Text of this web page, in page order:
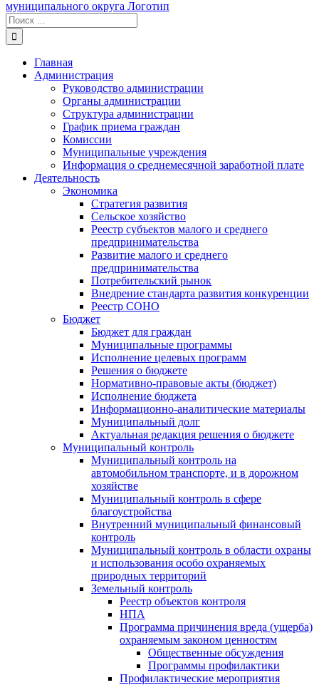
Результат
поиска:
Главная
Администрация
Руководство администрации
Органы администрации
Структура администрации
График приема граждан
Комиссии
Муниципальные учреждения
Информация о среднемесячной заработной плате
Деятельность
Экономика
Стратегия развития
Сельское хозяйство
Реестр субъектов малого и среднего
предпринимательства
Развитие малого и среднего
предпринимательства
Потребительский рынок
Внедрение стандарта развития конкуренции
Реестр СОНО
Бюджет
Бюджет для граждан
Муниципальные программы
Исполнение целевых программ
Решения о бюджете
Нормативно-правовые акты (бюджет)
Исполнение бюджета
Информационно-аналитические материалы
Муниципальный долг
Актуальная редакция решения о бюджете
Муниципальный контроль
Муниципальный контроль на
автомобильном транспорте, и в дорожном
хозяйстве
Муниципальный контроль в сфере
благоустройства
Внутренний муниципальный финансовый
контроль
Муниципальный контроль в области охраны
и использования особо охраняемых
природных территорий
Земельный контроль
Реестр объектов контроля
НПА
Программа причинения вреда (ущерба)
охраняемым законом ценностям
Общественные обсуждения
Программы профилактики
Профилактические мероприятия